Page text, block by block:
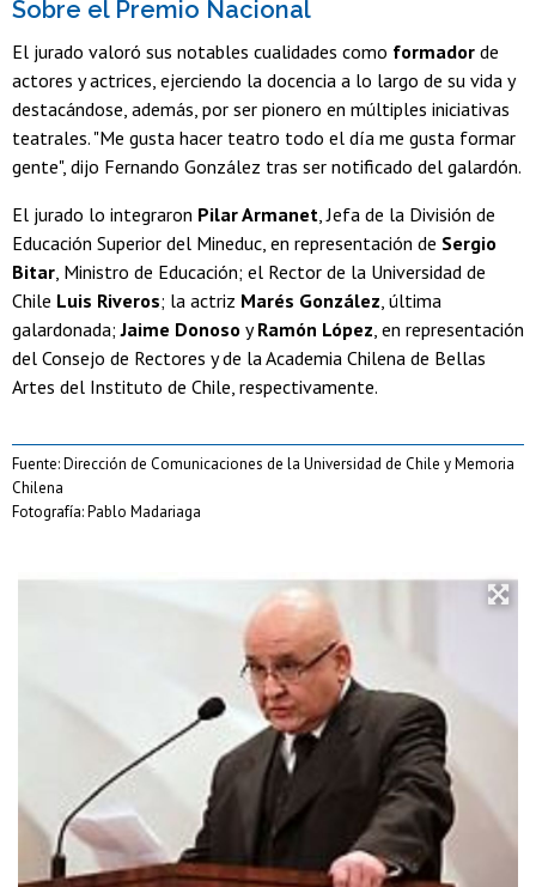
Sobre el Premio Nacional
El jurado valoró sus notables cualidades como formador de
actores y actrices, ejerciendo la docencia a lo largo de su vida y
destacándose, además, por ser pionero en múltiples iniciativas
teatrales. "Me gusta hacer teatro todo el día me gusta formar
gente", dijo Fernando González tras ser notificado del galardón.
El jurado lo integraron Pilar Armanet, Jefa de la División de
Educación Superior del Mineduc, en representación de Sergio
Bitar, Ministro de Educación; el Rector de la Universidad de
Chile Luis Riveros; la actriz Marés González, última
galardonada;Jaime Donoso yRamón López, en representación
del Consejo de Rectores y de la Academia Chilena de Bellas
Artes del Instituto de Chile, respectivamente.
Fuente: Dirección de Comunicaciones de la Universidad de Chile y Memoria
Chilena
Fotografía: Pablo Madariaga